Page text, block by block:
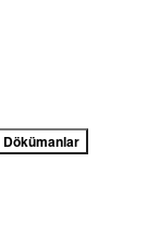
Dökümanlar